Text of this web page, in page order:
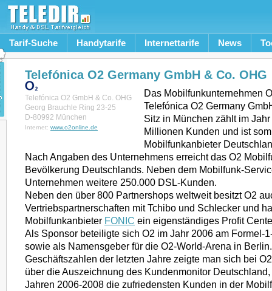
Tarif-Suche Handytarife Internettarife News
Telefónica O2 Germany GmbH & Co. OHG
Telefónica O2 GmbH & Co. OHG
Georg Brauchle Ring 23-25
D-80992 München
Internet: www.o2online.de
Das Mobilfunkunternehmen
Telefónica O2 Germany
Sitz in München zählt im
Millionen Kunden und ist
Mobilfunkanbieter
Nach Angaben des Unternehmens erreicht das O2
Bevölkerung Deutschlands. Neben dem Mobilfunk-
Unternehmen weitere 250.000 DSL-Kunden.
Neben den über 800 Partnershops weltweit besitzt O2
Vertriebspartnerschaften mit Tchibo und Schlecker und
Mobilfunkanbieter FONIC ein eigenständiges Profit
Als Sponsor beteiligte sich O2 im Jahr 2006 am Formel-
sowie als Namensgeber für die O2-World-Arena in
Geschäftszahlen der letzten Jahre zeigte man sich bei
über die Auszeichnung des Kundenmonitor
Jahren 2006-2008 die zufriedensten Kunden in der